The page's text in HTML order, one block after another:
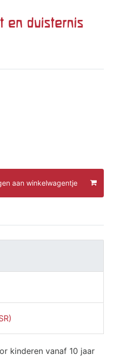
en duisternis
aan winkelwagentje
kinderen vanaf 10 jaar